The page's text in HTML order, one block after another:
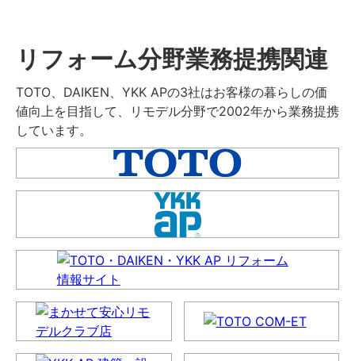
リフォーム分野業務提携関連
TOTO、DAIKEN、YKK APの3社はお客様の暮らしの価
値向上を目指して、リモデル分野で2002年から業務提携
しています。